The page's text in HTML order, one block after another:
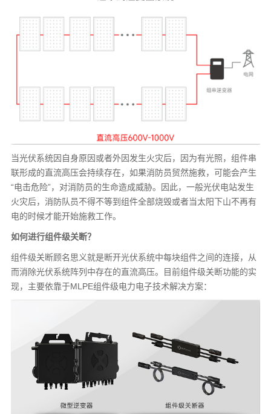
当光伏系统因自身原因或者外因发生火灾后，因为有光照，组件串
联形成的直流高压会持续存在，如果消防员贸然施救，可能会产生
“电击危险”，对消防员的生命造成威胁。因此，一般光伏电站发生
火灾后，消防队员不得不等到组件全部烧毁或者当太阳下山不再有
电的时候才能开始施救工作。
如何进行组件级关断？
组件级关断顾名思义就是断开光伏系统中每块组件之间的连接，从
而消除光伏系统阵列中存在的直流高压。目前组件级关断功能的实
现，主要依靠于MLPE组件级电力电子技术解决方案：